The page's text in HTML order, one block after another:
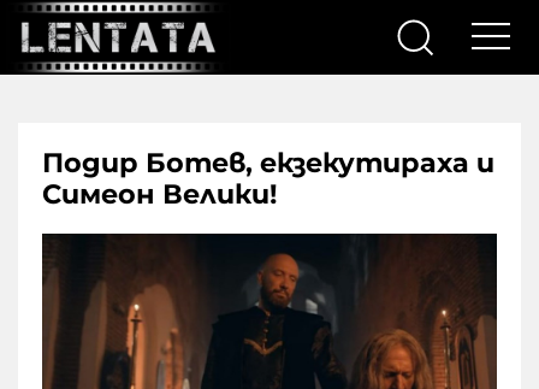
Подир Ботев, екзекутираха и
Симеон Велики!